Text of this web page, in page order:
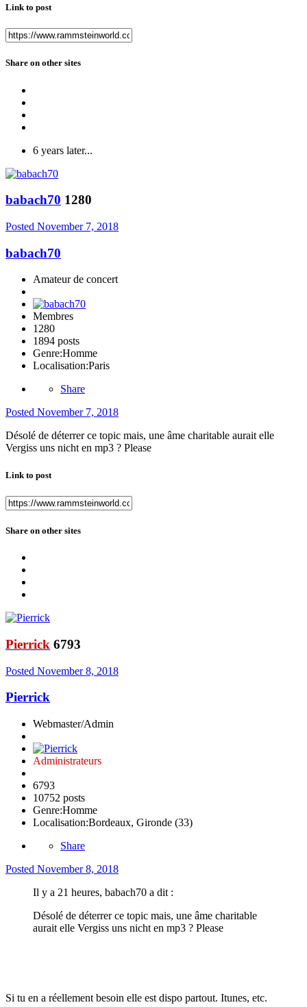
Link to post
Share on other sites
6 years later...
babach70 1280
Posted November 7, 2018
babach70
Amateur de concert
Membres
1280
1894 posts
Genre:Homme
Localisation:Paris
Share
Posted November 7, 2018
Désolé de déterrer ce topic mais, une âme charitable aurait elle
Vergiss uns nicht en mp3 ? Please
Link to post
Share on other sites
Pierrick 6793
Posted November 8, 2018
Pierrick
Webmaster/Admin
Administrateurs
6793
10752 posts
Genre:Homme
Localisation:Bordeaux, Gironde (33)
Share
Posted November 8, 2018
Il y a 21 heures, babach70 a dit :
Désolé de déterrer ce topic mais, une âme charitable
aurait elle Vergiss uns nicht en mp3 ? Please
Si tu en a réellement besoin elle est dispo partout. Itunes, etc.